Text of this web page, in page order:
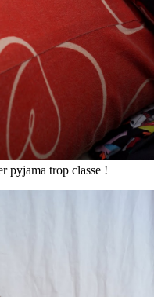
pyjama trop classe !